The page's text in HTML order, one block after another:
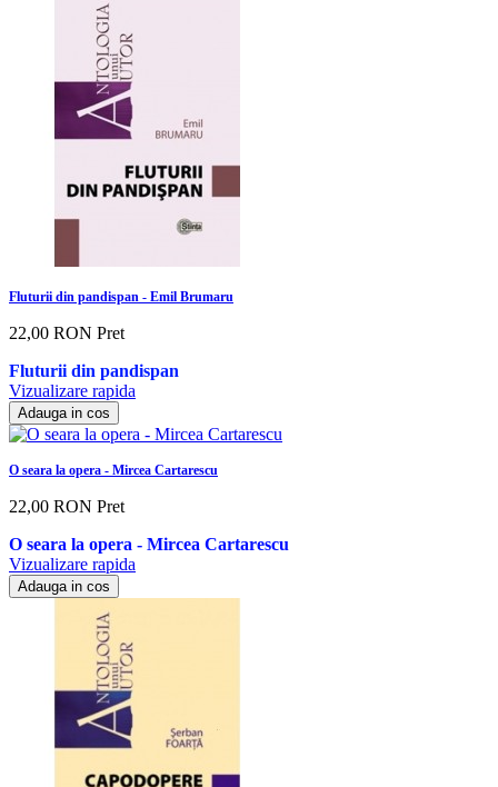
Fluturii din pandispan - Emil Brumaru
22,00 RON Pret
Fluturii din pandispan
Vizualizare rapida
Adauga in cos
O seara la opera - Mircea Cartarescu
22,00 RON Pret
O seara la opera - Mircea Cartarescu
Vizualizare rapida
Adauga in cos